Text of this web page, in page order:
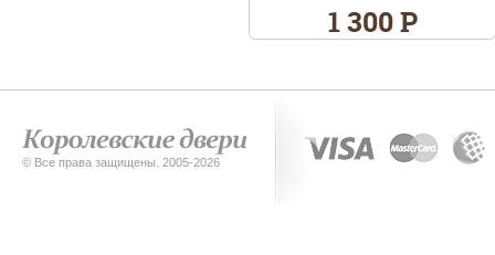
1 300 Р
© Все права защищены. 2005-2026